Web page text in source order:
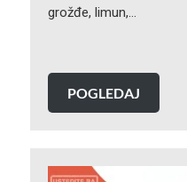
grožđe, limun,…
POGLEDAJ